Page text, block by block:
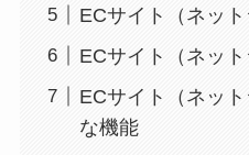
ECサイト（ネッ
ECサイト（ネッ
ECサイト（ネッ
な機能